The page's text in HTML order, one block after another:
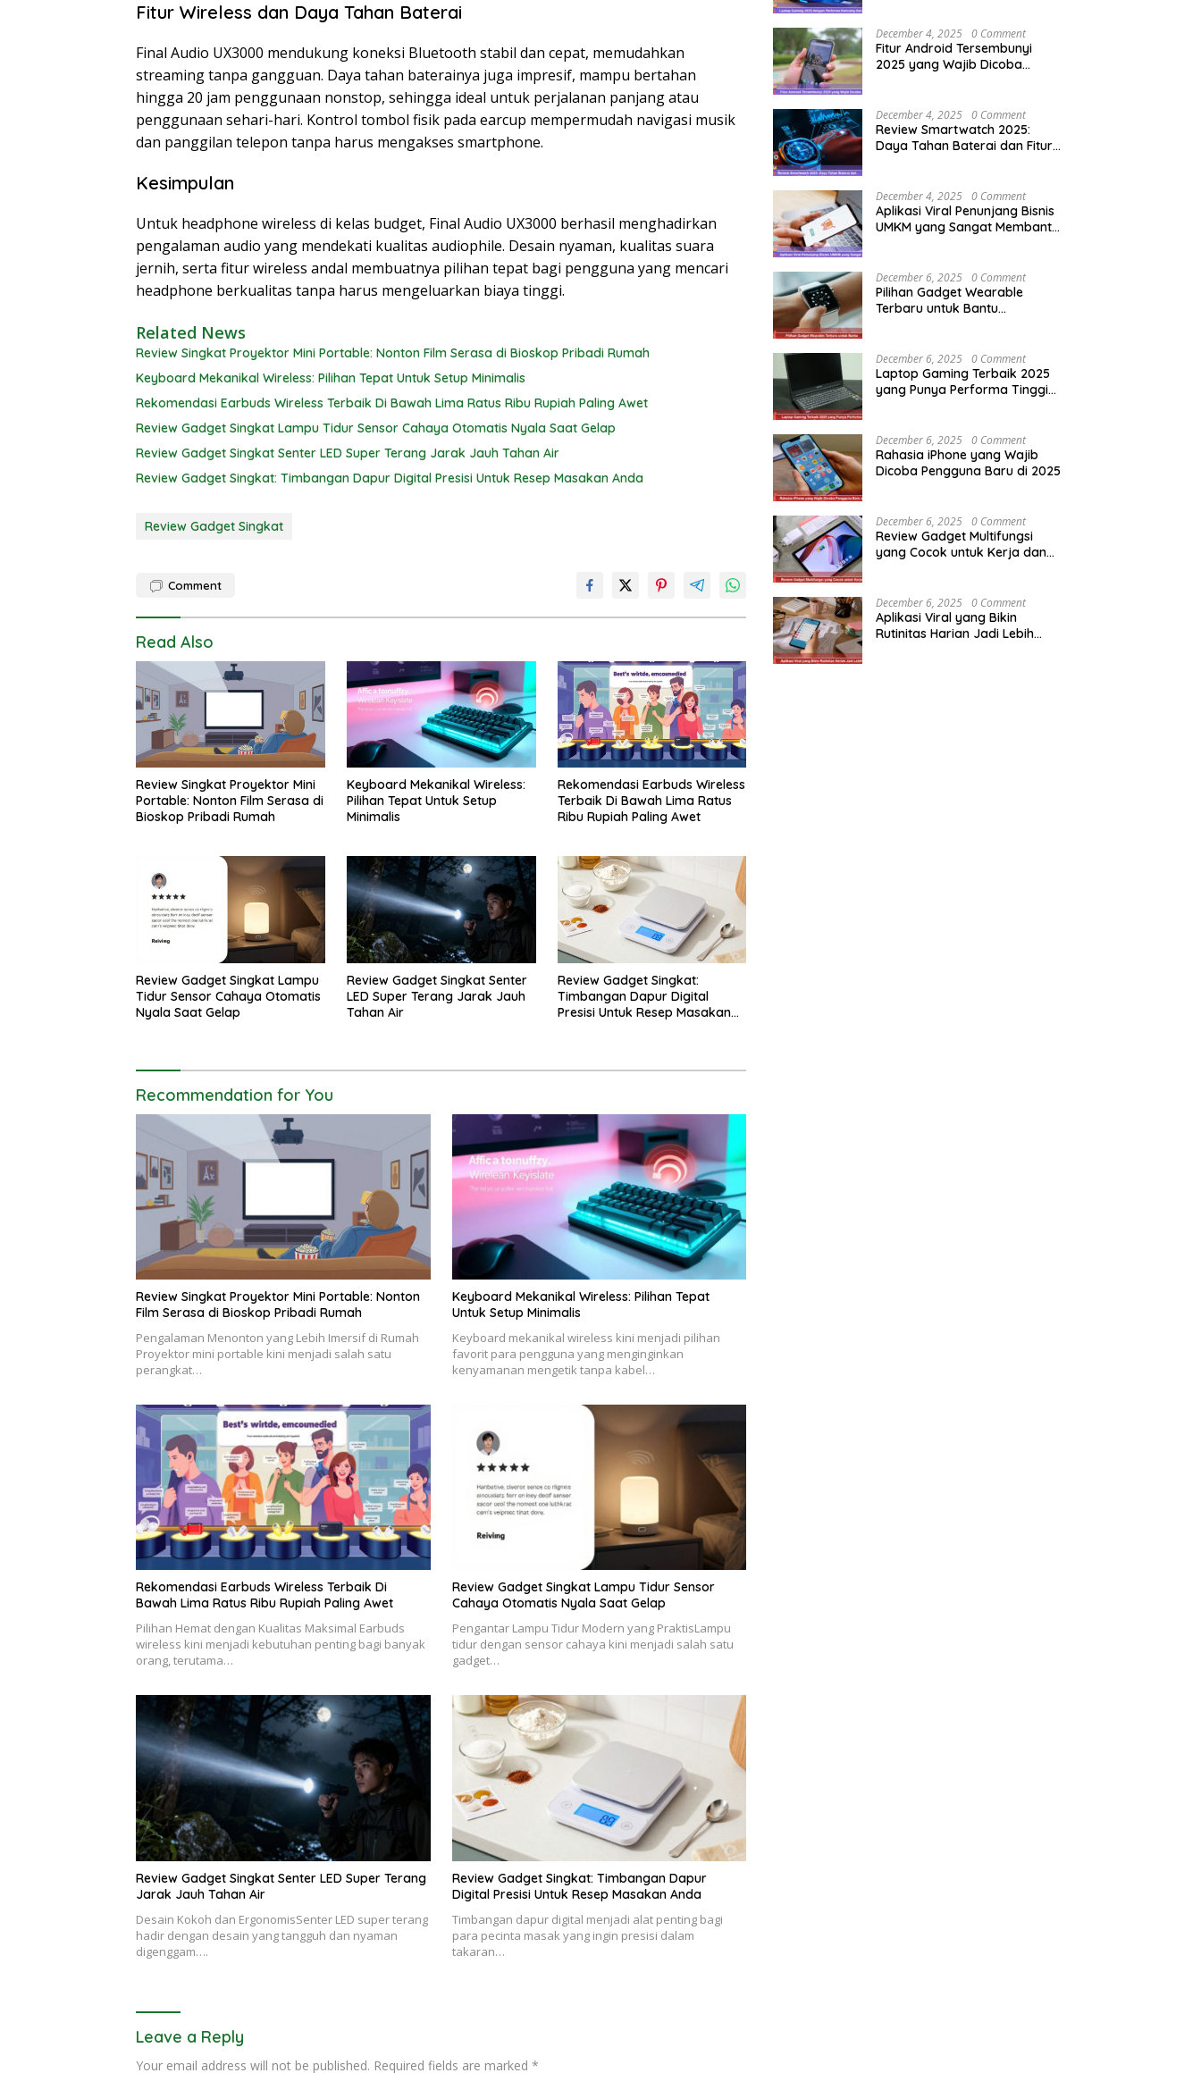
Fitur Wireless dan Daya Tahan Baterai
Final Audio UX3000 mendukung koneksi Bluetooth stabil dan cepat, memudahkan
streaming tanpa gangguan. Daya tahan baterainya juga impresif, mampu bertahan
hingga 20 jam penggunaan nonstop, sehingga ideal untuk perjalanan panjang atau
penggunaan sehari-hari. Kontrol tombol fisik pada earcup mempermudah navigasi musik
dan panggilan telepon tanpa harus mengakses smartphone.
Kesimpulan
Untuk headphone wireless di kelas budget, Final Audio UX3000 berhasil menghadirkan
pengalaman audio yang mendekati kualitas audiophile. Desain nyaman, kualitas suara
jernih, serta fitur wireless andal membuatnya pilihan tepat bagi pengguna yang mencari
headphone berkualitas tanpa harus mengeluarkan biaya tinggi.
Related News
Review Singkat Proyektor Mini Portable: Nonton Film Serasa di Bioskop Pribadi Rumah
Keyboard Mekanikal Wireless: Pilihan Tepat Untuk Setup Minimalis
Rekomendasi Earbuds Wireless Terbaik Di Bawah Lima Ratus Ribu Rupiah Paling Awet
Review Gadget Singkat Lampu Tidur Sensor Cahaya Otomatis Nyala Saat Gelap
Review Gadget Singkat Senter LED Super Terang Jarak Jauh Tahan Air
Review Gadget Singkat: Timbangan Dapur Digital Presisi Untuk Resep Masakan Anda
Review Gadget Singkat
Comment
Read Also
Review Singkat Proyektor Mini
Portable: Nonton Film Serasa di
Bioskop Pribadi Rumah
Keyboard Mekanikal Wireless:
Pilihan Tepat Untuk Setup
Minimalis
Rekomendasi Earbuds Wireless
Terbaik Di Bawah Lima Ratus
Ribu Rupiah Paling Awet
Review Gadget Singkat Lampu
Tidur Sensor Cahaya Otomatis
Nyala Saat Gelap
Review Gadget Singkat Senter
LED Super Terang Jarak Jauh
Tahan Air
Review Gadget Singkat:
Timbangan Dapur Digital
Presisi Untuk Resep Masakan
Recommendation for You
Review Singkat Proyektor Mini Portable: Nonton
Film Serasa di Bioskop Pribadi Rumah
Pengalaman Menonton yang Lebih Imersif di Rumah
Proyektor mini portable kini menjadi salah satu
perangkat…
Keyboard Mekanikal Wireless: Pilihan Tepat
Untuk Setup Minimalis
Keyboard mekanikal wireless kini menjadi pilihan
favorit para pengguna yang menginginkan
kenyamanan mengetik tanpa kabel…
Rekomendasi Earbuds Wireless Terbaik Di
Bawah Lima Ratus Ribu Rupiah Paling Awet
Pilihan Hemat dengan Kualitas Maksimal Earbuds
wireless kini menjadi kebutuhan penting bagi banyak
orang, terutama…
Review Gadget Singkat Lampu Tidur Sensor
Cahaya Otomatis Nyala Saat Gelap
Pengantar Lampu Tidur Modern yang PraktisLampu
tidur dengan sensor cahaya kini menjadi salah satu
gadget…
Review Gadget Singkat Senter LED Super Terang
Jarak Jauh Tahan Air
Desain Kokoh dan ErgonomisSenter LED super terang
hadir dengan desain yang tangguh dan nyaman
digenggam….
Review Gadget Singkat: Timbangan Dapur
Digital Presisi Untuk Resep Masakan Anda
Timbangan dapur digital menjadi alat penting bagi
para pecinta masak yang ingin presisi dalam
takaran…
Leave a Reply
Your email address will not be published. Required fields are marked *
December 4, 2025 0 Comment
Fitur Android Tersembunyi
2025 yang Wajib Dicoba
December 4, 2025 0 Comment
Review Smartwatch 2025:
Daya Tahan Baterai dan Fitur
December 4, 2025 0 Comment
Aplikasi Viral Penunjang Bisnis
UMKM yang Sangat Membantu
December 6, 2025 0 Comment
Pilihan Gadget Wearable
Terbaru untuk Bantu
December 6, 2025 0 Comment
Laptop Gaming Terbaik 2025
yang Punya Performa Tinggi
December 6, 2025 0 Comment
Rahasia iPhone yang Wajib
Dicoba Pengguna Baru di 2025
December 6, 2025 0 Comment
Review Gadget Multifungsi
yang Cocok untuk Kerja dan
December 6, 2025 0 Comment
Aplikasi Viral yang Bikin
Rutinitas Harian Jadi Lebih